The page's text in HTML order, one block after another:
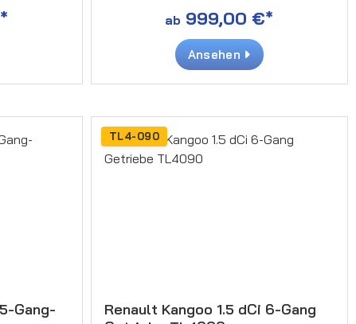
ab 999,00 €*
Ansehen
Gang-
TL4-090
Renault Kangoo 1.5 dCi 6-Gang